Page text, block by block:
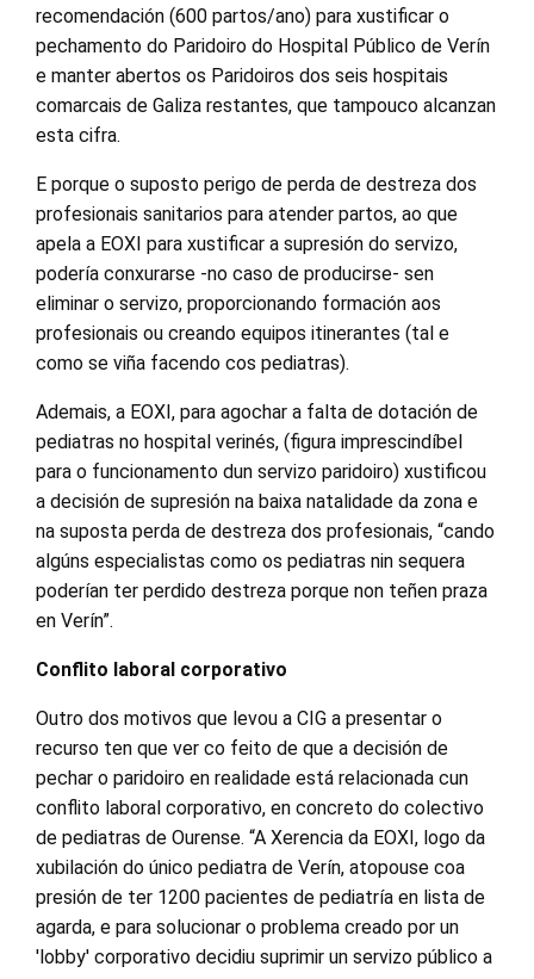
recomendación (600 partos/ano) para xustificar o
pechamento do Paridoiro do Hospital Público de Verín
e manter abertos os Paridoiros dos seis hospitais
comarcais de Galiza restantes, que tampouco alcanzan
esta cifra.
E porque o suposto perigo de perda de destreza dos
profesionais sanitarios para atender partos, ao que
apela a EOXI para xustificar a supresión do servizo,
podería conxurarse -no caso de producirse- sen
eliminar o servizo, proporcionando formación aos
profesionais ou creando equipos itinerantes (tal e
como se viña facendo cos pediatras).
Ademais, a EOXI, para agochar a falta de dotación de
pediatras no hospital verinés, (figura imprescindíbel
para o funcionamento dun servizo paridoiro) xustificou
a decisión de supresión na baixa natalidade da zona e
na suposta perda de destreza dos profesionais, “cando
algúns especialistas como os pediatras nin sequera
poderían ter perdido destreza porque non teñen praza
en Verín”.
Conflito laboral corporativo
Outro dos motivos que levou a CIG a presentar o
recurso ten que ver co feito de que a decisión de
pechar o paridoiro en realidade está relacionada cun
conflito laboral corporativo, en concreto do colectivo
de pediatras de Ourense. “A Xerencia da EOXI, logo da
xubilación do único pediatra de Verín, atopouse coa
presión de ter 1200 pacientes de pediatría en lista de
agarda, e para solucionar o problema creado por un
'lobby' corporativo decidiu suprimir un servizo público a